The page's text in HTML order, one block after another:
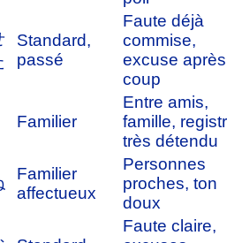
Standard,
passé
Faute déjà
commise,
excuse après
coup
Familier
Entre amis,
famille,
très détendu
Familier
affectueux
Personnes
proches, ton
doux
Faute claire,